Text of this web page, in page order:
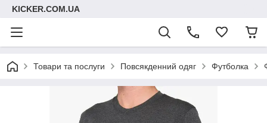
KICKER.COM.UA
Товари та послуги Повсякденний одяг Футболка